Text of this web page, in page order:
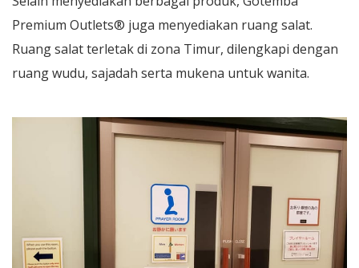
Premium Outlets® juga menyediakan ruang salat.
Ruang salat terletak di zona Timur, dilengkapi dengan
ruang wudu, sajadah serta mukena untuk wanita.